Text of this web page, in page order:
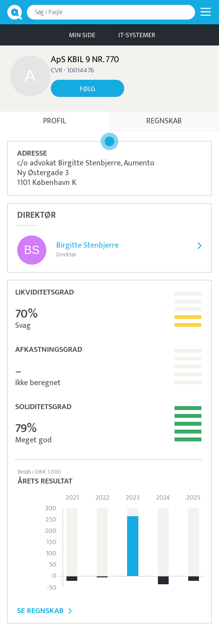
Søg i Paqle
MIN SIDE IT-SYSTEMER
ApS KBIL 9 NR. 770
CVR · 10014476
FØLG
PROFIL REGNSKAB
ADRESSE
c/o advokat Birgitte Stenbjerre, Aumento
Ny Østergade 3
1101 København K
DIREKTØR
Birgitte Stenbjerre
Direktør
LIKVIDITETSGRAD
70%
Svag
AFKASTNINGSGRAD
–
Ikke beregnet
SOLIDITETSGRAD
79%
Meget god
Beløb i DKK 1.000
ÅRETS RESULTAT
300
250
200
150
100
50
0
-50
2021 2022 2023 2024 2025
SE REGNSKAB